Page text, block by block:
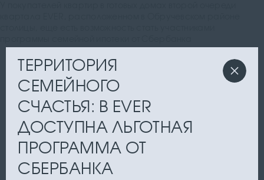
ТЕРРИТОРИЯ
СЕМЕЙНОГО
СЧАСТЬЯ: В EVER
ДОСТУПНА ЛЬГОТНАЯ
ПРОГРАММА ОТ
СБЕРБАНКА